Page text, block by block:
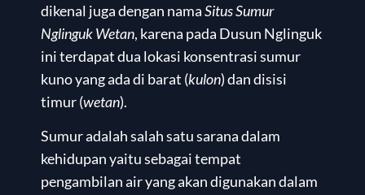
dikenal juga dengan namaSitus Sumur
Nglinguk Wetan, karena pada Dusun Nglinguk
ini terdapat dua lokasi konsentrasi sumur
kuno yang ada di barat (kulon) dan disisi
timur (wetan).
Sumur adalah salah satu sarana dalam
kehidupan yaitu sebagai tempat
pengambilan air yang akan digunakan dalam